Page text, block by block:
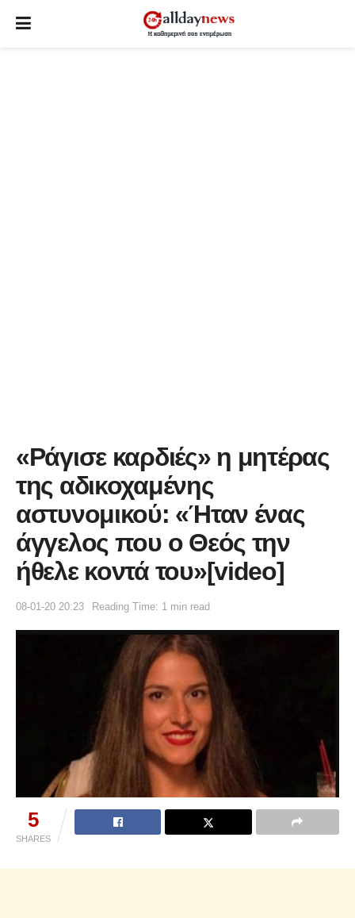
«Ράγισε καρδιές» η μητέρας
της αδικοχαμένης
αστυνομικού: «Ήταν ένας
άγγελος που ο Θεός την
ήθελε κοντά του»[video]
08-01-20 20:23 Reading Time: 1 min read
5
SHARES